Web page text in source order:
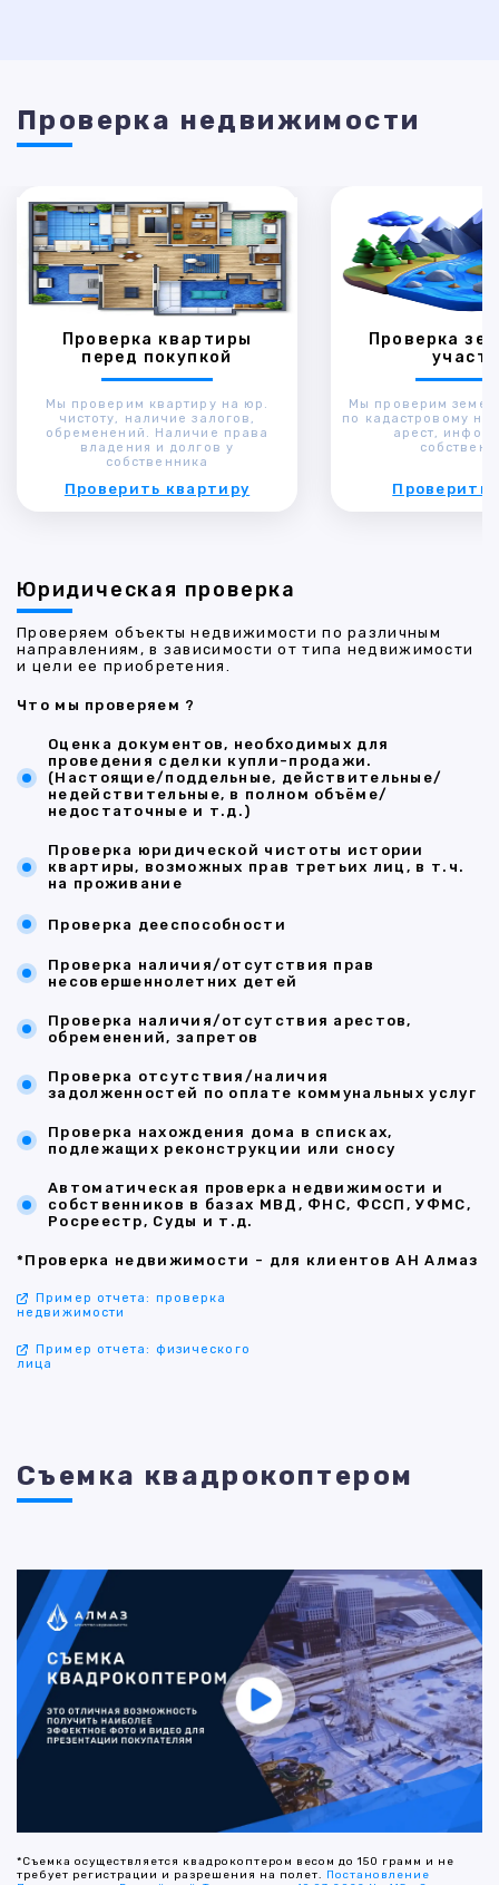
Проверка недвижимости
Проверка квартиры
перед покупкой
Мы проверим квартиру на юр.
чистоту, наличие залогов,
обременений. Наличие права
владения и долгов у
собственника
Проверить квартиру
Проверка
Мы проверим
по кадастровому
арест,
Проверить
Юридическая проверка
Проверяем объекты недвижимости по различным
направлениям, в зависимости от типа недвижимости
и цели ее приобретения.
Что мы проверяем ?
Оценка документов, необходимых для
проведения сделки купли-продажи.
(Настоящие/поддельные, действительные/
недействительные, в полном объёме/
недостаточные и т.д.)
Проверка юридической чистоты истории
квартиры, возможных прав третьих лиц, в т.ч.
на проживание
Проверка дееспособности
Проверка наличия/отсутствия прав
несовершеннолетних детей
Проверка наличия/отсутствия арестов,
обременений, запретов
Проверка отсутствия/наличия
задолженностей по оплате коммунальных услуг
Проверка нахождения дома в списках,
подлежащих реконструкции или сносу
Автоматическая проверка недвижимости и
собственников в базах МВД, ФНС, ФССП, УФМС,
Росреестр, Суды и т.д.
*Проверка недвижимости - для клиентов АН Алмаз
Пример отчета: проверка
недвижимости
Пример отчета: физического
лица
Съемка квадрокоптером
*Съемка осуществляется квадрокоптером весом до 150 грамм и не
требует регистрации и разрешения на полет. Постановление